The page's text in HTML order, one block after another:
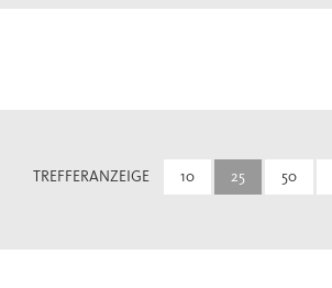
TREFFERANZEIGE 10 25 50